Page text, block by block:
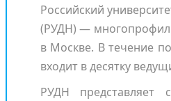
Российский
(РУДН) —
в Москве. В течение
входит в десятку
РУДН представляет